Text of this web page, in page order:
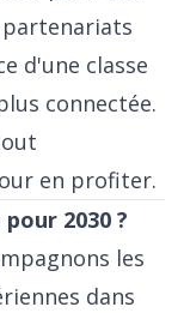
d'une classe
connectée.
en profiter.
2030 ?
les
dans